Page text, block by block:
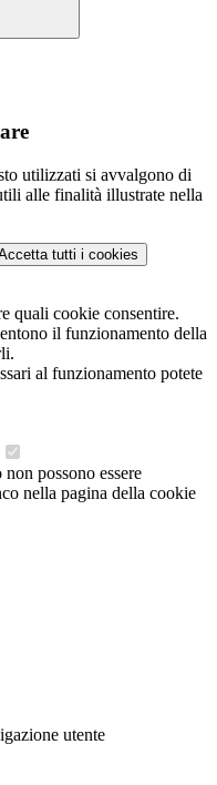
utilizzati si avvalgono di
alle finalità illustrate nella
tutti i cookies
quali cookie consentire.
il funzionamento della
al funzionamento potete
possono essere
nella pagina della cookie
utente